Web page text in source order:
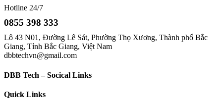
Hotline 24/7
0855 398 333
Lô 43 N01, Đường Lê Sát, Phường Thọ Xương, Thành phố Bắc
Giang, Tỉnh Bắc Giang, Việt Nam
dbbtechvn@gmail.com
DBB Tech – Socical Links
Quick Links